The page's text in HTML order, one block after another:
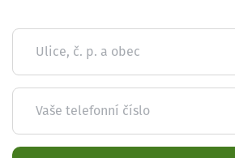
Ulice, č. p. a obec
Vaše telefonní číslo